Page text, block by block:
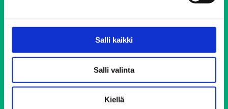
Salli kaikki
Salli valinta
Kiellä
Elimäenkatu 17-19
00510 Helsinki
ehyt@ehyt.fi